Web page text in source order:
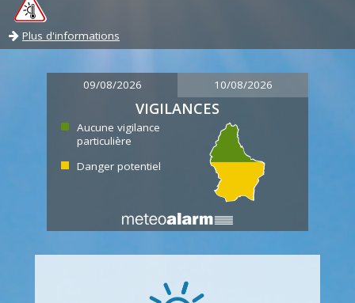
Plus d'informations
09/08/2026 10/08/2026
VIGILANCES
Aucune vigilance
particulière
Danger potentiel